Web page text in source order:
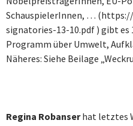
SchauspielerInnen, …
signatories-13-10.pdf ) gibt es
Programm über Umwelt,
Näheres: Siehe Beilage
Regina Robanserhat letztes